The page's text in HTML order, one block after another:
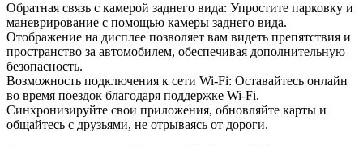
Обратная связь с камерой заднего вида: Упростите парковку и
маневрирование с помощью камеры заднего вида.
Отображение на дисплее позволяет вам видеть препятствия и
пространство за автомобилем, обеспечивая дополнительную
безопасность.
Возможность подключения к сети Wi-Fi: Оставайтесь онлайн
во время поездок благодаря поддержке Wi-Fi.
Синхронизируйте свои приложения, обновляйте карты и
общайтесь с друзьями, не отрываясь от дороги.